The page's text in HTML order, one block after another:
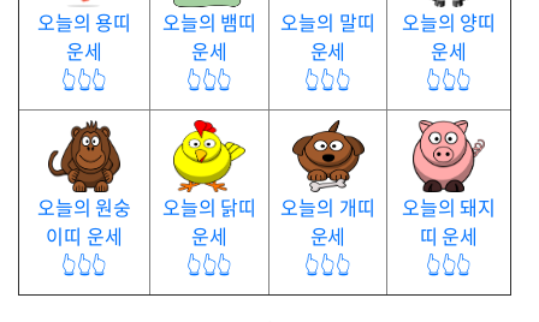
오늘의 용띠
운세
👆👆👆
오늘의 뱀띠
운세
👆👆👆
오늘의 말띠
운세
👆👆👆
오늘의 양띠
운세
👆👆👆
오늘의 원숭
이띠 운세
👆👆👆
오늘의 닭띠
운세
👆👆👆
오늘의 개띠
운세
👆👆👆
오늘의 돼지
띠 운세
👆👆👆